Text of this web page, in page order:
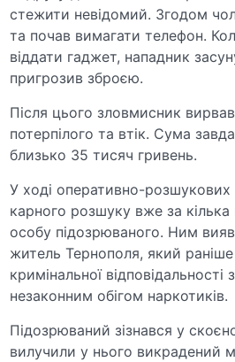
стежити невідомий. Згодом
та почав вимагати телефон.
віддати гаджет, нападник
пригрозив зброєю.
Після цього зловмисник
потерпілого та втік. Сума
близько 35 тисяч гривень.
У ході оперативно-розшукових
карного розшуку вже за
особу підозрюваного. Ним
житель Тернополя, який
кримінальної відповідальності
незаконним обігом наркотиків.
Підозрюваний зізнався у
вилучили у нього викрадений